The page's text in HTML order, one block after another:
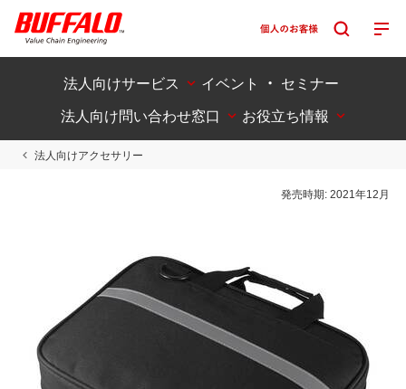
法人向けサービス
イベント ・ セミナー
法人向け問い合わせ窓口
お役立ち情報
法人向けアクセサリー
発売時期:2021年12月